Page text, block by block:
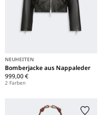
NEUHEITEN
Bomberjacke aus Nappaleder
999,00 €
2 Farben